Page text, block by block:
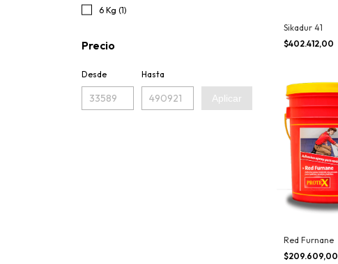
6 Kg (1)
Precio
Desde Hasta
Aplicar
Sikadur 41
$402.412,00
Red Furnane
$209.609,00